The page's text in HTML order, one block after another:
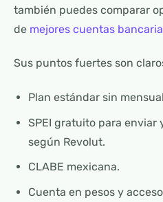
también puedes comparar
de mejores cuentas
Sus puntos fuertes son
Plan estándar sin
SPEI gratuito para enviar
según Revolut.
CLABE mexicana.
Cuenta en pesos y